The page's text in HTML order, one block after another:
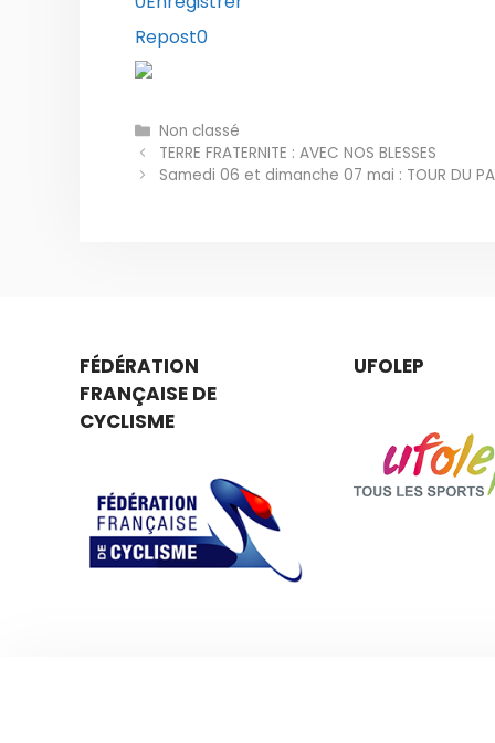
Repost0
Catégories
Non classé
TERRE FRATERNITE : AVEC NOS BLESSES
Samedi 06 et dimanche 07 mai : TOUR DU
FÉDÉRATION
FRANÇAISE DE
CYCLISME
UFOLEP